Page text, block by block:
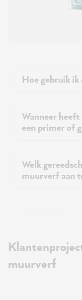
Hoe gebruik
Wanneer
een primer of
Welk
muurverf aan
muurverf